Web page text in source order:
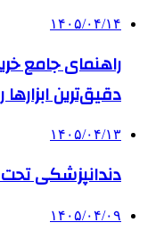
۱۴۰۵/۰۴/۱۴
راهنمای جامع
دقیق‌ترین ابزارها
۱۴۰۵/۰۴/۱۳
دندانپزشکی
۱۴۰۵/۰۴/۰۹